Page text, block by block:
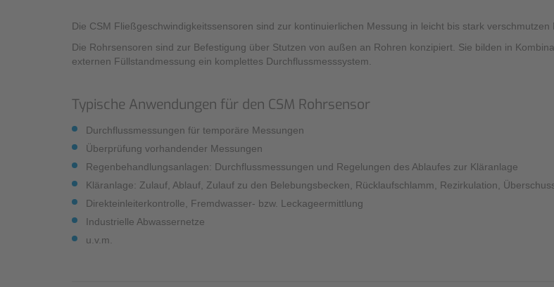
Zubehörsoftware
Sonstiges
Die CSM Fließgeschwindigkeitssensoren sind zur kontinuierlichen Messung in leicht bis stark verschmutzen
Die Rohrsensoren sind zur Befestigung über Stutzen von außen an Rohren konzipiert. Sie bilden in
externen Füllstandmessung ein komplettes Durchflussmesssystem.
Typische Anwendungen für den CSM Rohrsensor
Durchflussmessungen für temporäre Messungen
Überprüfung vorhandender Messungen
Regenbehandlungsanlagen: Durchflussmessungen und Regelungen des Ablaufes zur Kläranlage
Kläranlage: Zulauf, Ablauf, Zulauf zu den Belebungsbecken, Rücklaufschlamm, Rezirkulation,
Direkteinleiterkontrolle, Fremdwasser- bzw. Leckageermittlung
Industrielle Abwassernetze
u.v.m.